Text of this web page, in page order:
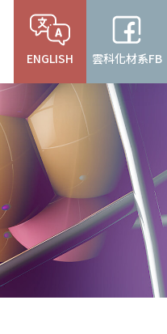
ENGLISH 雲科化材系FB